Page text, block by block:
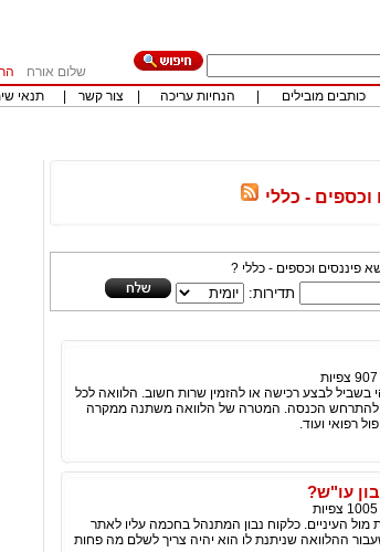
שלום אורח
כותבים מובילים הנחיות עריכה צור קשר תנאי
- כללי
פיננסים וכספים - כללי ?
תדירות:
907 צפיות
לבצע רכישה או להזמין שרות חשוב. הלוואה לכל
להתרחש הכנסה. המטרה של הלוואה משתנה ממקרה
רפואי ועוד.
עו"ש?
1005 צפיות
העיניים. כלקוח נבון המתנהל בחכמה עליו לאתר
ההלוואה שניתנת לו הוא יהיה צריך לשלם מה פחות